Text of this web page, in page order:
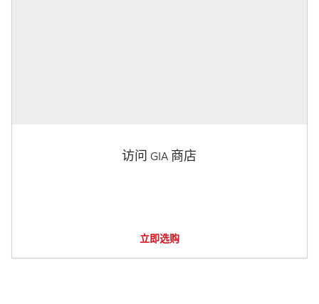
访问 GIA 商店
立即选购